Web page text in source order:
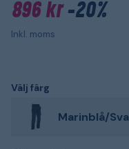
896 kr-20%
Inkl. moms
Välj färg
Marinblå/